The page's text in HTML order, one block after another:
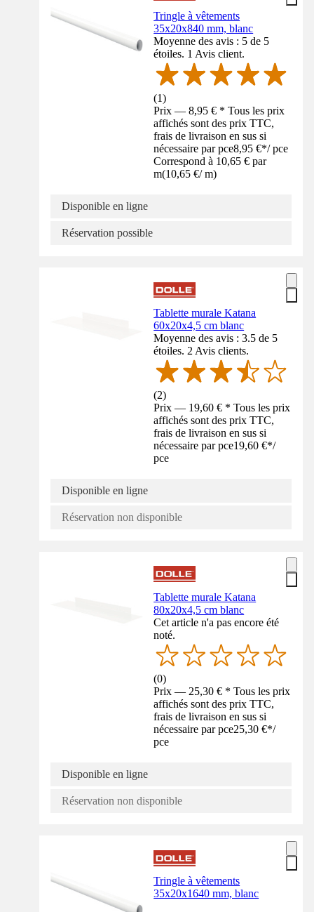
Tringle à vêtements
35x20x840 mm, blanc
Moyenne des avis : 5 de 5
étoiles. 1 Avis client.
(1)
Prix — 8,95 € * Tous les prix
affichés sont des prix TTC,
frais de livraison en sus si
nécessaire par pce8,95 €*/ pce
Correspond à 10,65 € par
m(10,65 €/ m)
Disponible en ligne
Réservation possible
Tablette murale Katana
60x20x4,5 cm blanc
Moyenne des avis : 3.5 de 5
étoiles. 2 Avis clients.
(2)
Prix — 19,60 € * Tous les prix
affichés sont des prix TTC,
frais de livraison en sus si
nécessaire par pce19,60 €*/
pce
Disponible en ligne
Réservation non disponible
Tablette murale Katana
80x20x4,5 cm blanc
Cet article n'a pas encore été
noté.
(0)
Prix — 25,30 € * Tous les prix
affichés sont des prix TTC,
frais de livraison en sus si
nécessaire par pce25,30 €*/
pce
Disponible en ligne
Réservation non disponible
Tringle à vêtements
35x20x1640 mm, blanc